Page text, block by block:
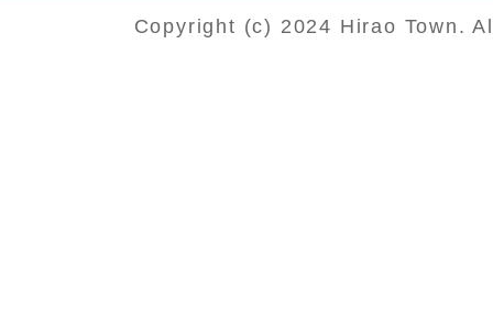
Copyright (c) 2024 Hirao Town.